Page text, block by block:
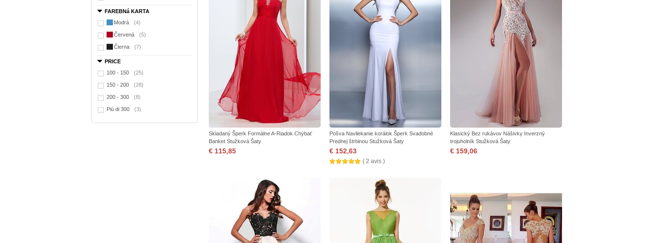
FAREBNá KARTA
Modrá
(4)
Červená (5)
Čierna (7)
PRICE
100 - 150
(25)
150 - 200 (28)
200 - 300 (8)
Più di 300 (3)
Skladaný Šperk Formálne A-Riadok Chýbať
Banket Stužková Šaty
€ 115,85
Pošva Navliekanie korálok Šperk Svadobné
Prednej štrbinou Stužková Šaty
€ 152,63
( 2 avis )
Klasický Bez rukávov Nášivky Inverzný
trojuholník Stužková Šaty
€ 159,06